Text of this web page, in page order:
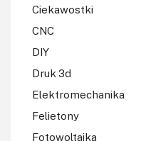
Ciekawostki
CNC
DIY
Druk 3d
Elektromechanika
Felietony
Fotowoltaika